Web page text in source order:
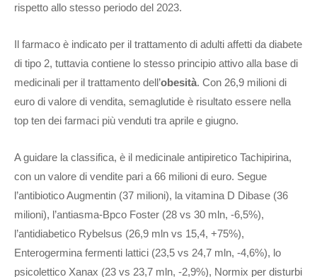
rispetto allo stesso periodo del 2023.
Il farmaco è indicato per il trattamento di adulti affetti da diabete
di tipo 2, tuttavia contiene lo stesso principio attivo alla base di
medicinali per il trattamento dell’obesità. Con 26,9 milioni di
euro di valore di vendita, semaglutide è risultato essere nella
top ten dei farmaci più venduti tra aprile e giugno.
A guidare la classifica, è il medicinale antipiretico Tachipirina,
con un valore di vendite pari a 66 milioni di euro. Segue
l’antibiotico Augmentin (37 milioni), la vitamina D Dibase (36
milioni), l’antiasma-Bpco Foster (28 vs 30 mln, -6,5%),
l’antidiabetico Rybelsus (26,9 mln vs 15,4, +75%),
Enterogermina fermenti lattici (23,5 vs 24,7 mln, -4,6%), lo
psicolettico Xanax (23 vs 23,7 mln, -2,9%), Normix per disturbi